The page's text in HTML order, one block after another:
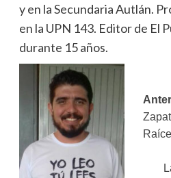
y en la Secundaria Autlán.
en la UPN 143. Editor de El
durante 15 años.
de